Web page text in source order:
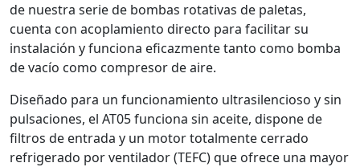
de nuestra serie de bombas rotativas de paletas,
cuenta con acoplamiento directo para facilitar su
instalación y funciona eficazmente tanto como bomba
de vacío como compresor de aire.
Diseñado para un funcionamiento ultrasilencioso y sin
pulsaciones, el AT05 funciona sin aceite, dispone de
filtros de entrada y un motor totalmente cerrado
refrigerado por ventilador (TEFC) que ofrece una mayor